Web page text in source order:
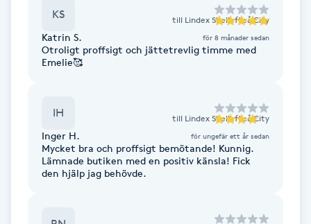
Brynplockning
Bröllopsuppsättning
Celluliter
Coachning
KS till Lindex Skellefteå City
Katrin S. för 8 månader sedan
Otroligt proffsigt och jättetrevlig timme med
Emelie🥰
IH till Lindex Skellefteå City
Inger H. för ungefär ett år sedan
Mycket bra och proffsigt bemötande! Kunnig.
Lämnade butiken med en positiv känsla! Fick
den hjälp jag behövde.